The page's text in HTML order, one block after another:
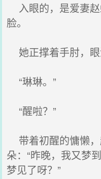
入眼的，是爱妻
脸。
她正撑着手肘，眼
“琳琳。”
“醒啦？”
带着初醒的慵懒
朵：“昨晚，我又梦
梦见了呀？”